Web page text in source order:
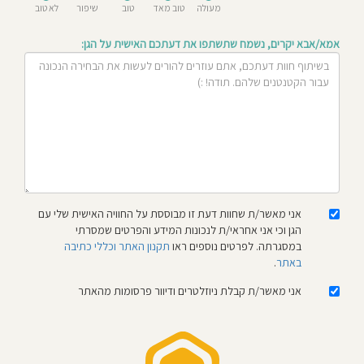
מעולה טוב מאד טוב
שיפור
לא טוב
אמא/אבא יקרים, נשמח שתשתפו את דעתכם האישית על הגן:
אני מאשר/ת שחוות דעת זו מבוססת על החוויה האישית שלי עם
הגן וכי אני אחראי/ת לנכונות המידע והפרטים שמסרתי
במסגרתה. לפרטים נוספים ראו תקנון האתר וכללי כתיבה
באתר.
אני מאשר/ת קבלת ניוזלטרים ודיוור פרסומות מהאתר